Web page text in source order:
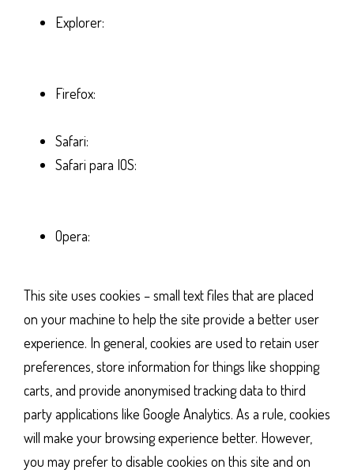
Explorer:
Firefox:
Safari:
Safari para IOS:
Opera:
This site uses cookies – small text files that are placed
on your machine to help the site provide a better user
experience. In general, cookies are used to retain user
preferences, store information for things like shopping
carts, and provide anonymised tracking data to third
party applications like Google Analytics. As a rule, cookies
will make your browsing experience better. However,
you may prefer to disable cookies on this site and on